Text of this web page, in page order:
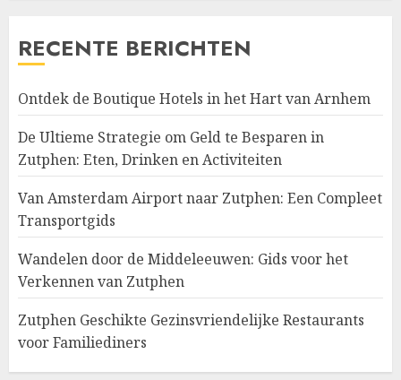
RECENTE BERICHTEN
Ontdek de Boutique Hotels in het Hart van Arnhem
De Ultieme Strategie om Geld te Besparen in
Zutphen: Eten, Drinken en Activiteiten
Van Amsterdam Airport naar Zutphen: Een Compleet
Transportgids
Wandelen door de Middeleeuwen: Gids voor het
Verkennen van Zutphen
Zutphen Geschikte Gezinsvriendelijke Restaurants
voor Familiediners